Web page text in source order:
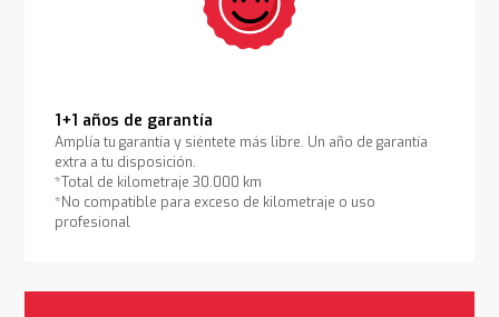
1+1 años de garantía
Amplía tu garantía y siéntete más libre. Un año de garantía
extra a tu disposición.
*Total de kilometraje 30.000 km
*No compatible para exceso de kilometraje o uso
profesional